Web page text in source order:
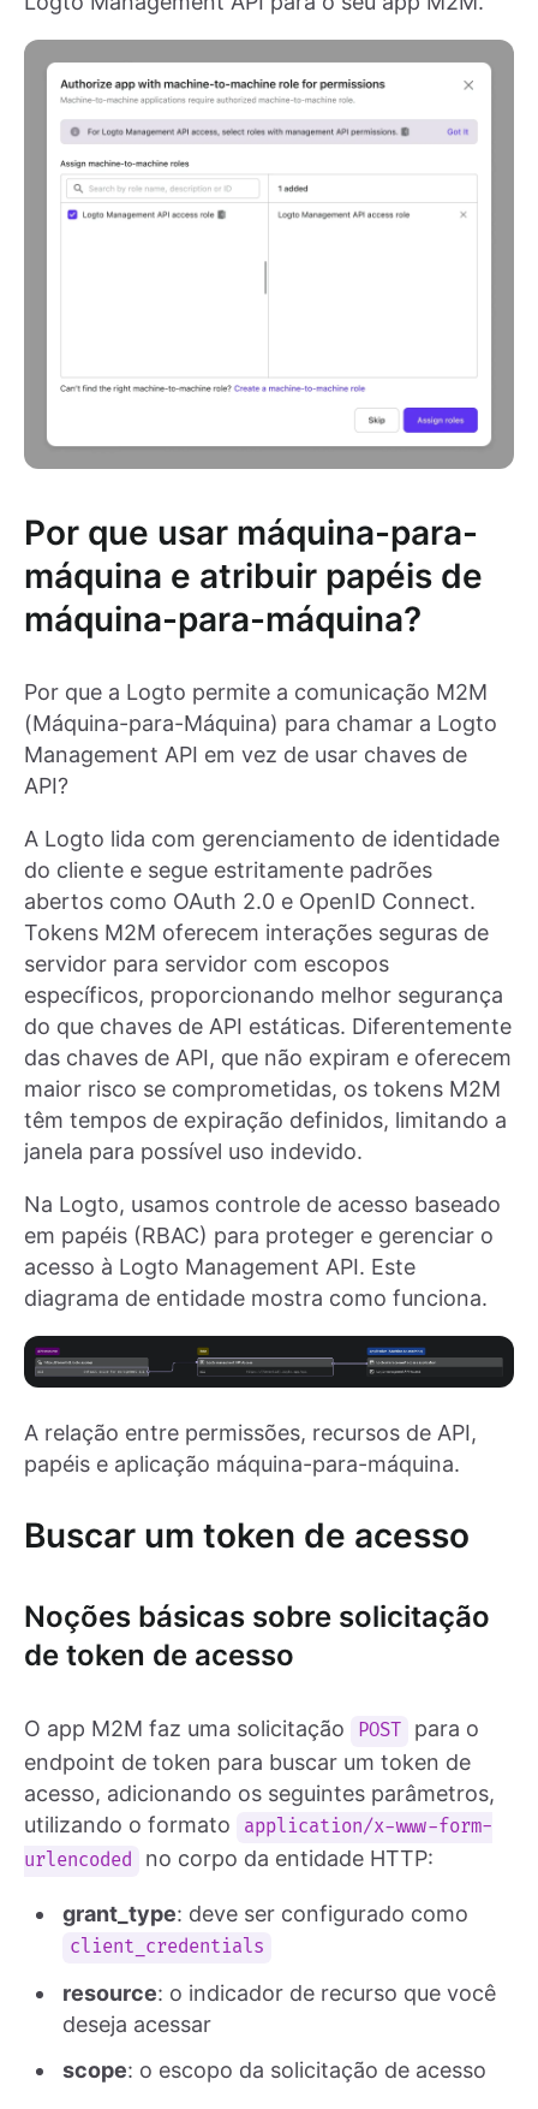
Por que usar máquina-para-
máquina e atribuir papéis de
máquina-para-máquina?
Por que a Logto permite a comunicação M2M
(Máquina-para-Máquina) para chamar a Logto
Management API em vez de usar chaves de
API?
A Logto lida com gerenciamento de identidade
do cliente e segue estritamente padrões
abertos como OAuth 2.0 e OpenID Connect.
Tokens M2M oferecem interações seguras de
servidor para servidor com escopos
específicos, proporcionando melhor segurança
do que chaves de API estáticas. Diferentemente
das chaves de API, que não expiram e oferecem
maior risco se comprometidas, os tokens M2M
têm tempos de expiração definidos, limitando a
janela para possível uso indevido.
Na Logto, usamos controle de acesso baseado
em papéis (RBAC) para proteger e gerenciar o
acesso à Logto Management API. Este
diagrama de entidade mostra como funciona.
A relação entre permissões, recursos de API,
papéis e aplicação máquina-para-máquina.
Buscar um token de acesso
Noções básicas sobre solicitação
de token de acesso
O app M2M faz uma solicitação POST
para o
endpoint de token para buscar um token de
acesso, adicionando os seguintes parâmetros,
utilizando o formato
application/x-www-form-
urlencoded
no corpo da entidade HTTP:
grant_type: deve ser configurado como
client_credentials
resource: o indicador de recurso que você
deseja acessar
scope: o escopo da solicitação de acesso